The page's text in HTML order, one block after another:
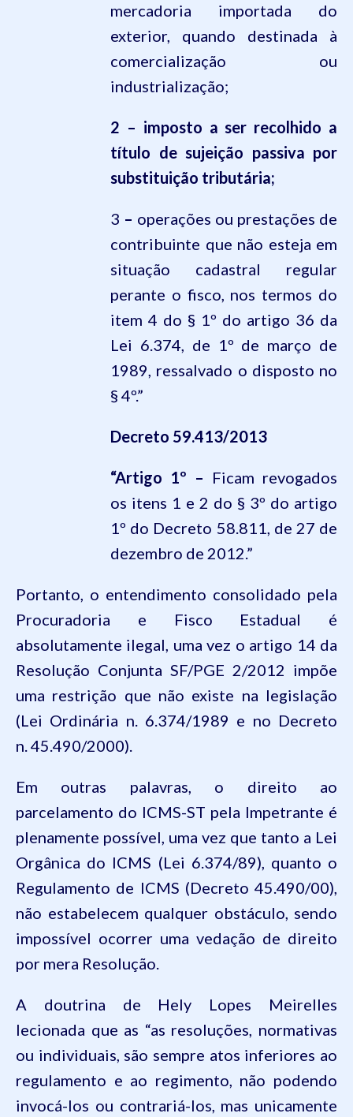
mercadoria importada do
exterior, quando destinada à
comercialização ou
industrialização;
2 – imposto a ser recolhido a
título de sujeição passiva por
substituição tributária;
3 – operações ou prestações de
contribuinte que não esteja em
situação cadastral regular
perante o fisco, nos termos do
item 4 do § 1º do artigo 36 da
Lei 6.374, de 1º de março de
1989, ressalvado o disposto no
§ 4º.”
Decreto 59.413/2013
“Artigo 1º – Ficam revogados
os itens 1 e 2 do § 3º do artigo
1º do Decreto 58.811, de 27 de
dezembro de 2012.”
Portanto, o entendimento consolidado pela
Procuradoria e Fisco Estadual é
absolutamente ilegal, uma vez o artigo 14 da
Resolução Conjunta SF/PGE 2/2012 impõe
uma restrição que não existe na legislação
(Lei Ordinária n. 6.374/1989 e no Decreto
n.45.490/2000).
Em outras palavras, o direito ao
parcelamento do ICMS-ST pela Impetrante é
plenamente possível, uma vez que tanto a Lei
Orgânica do ICMS (Lei 6.374/89), quanto o
Regulamento de ICMS (Decreto 45.490/00),
não estabelecem qualquer obstáculo, sendo
impossível ocorrer uma vedação de direito
por mera Resolução.
A doutrina de Hely Lopes Meirelles
lecionada que as “as resoluções, normativas
ou individuais, são sempre atos inferiores ao
regulamento e ao regimento, não podendo
invocá-los ou contrariá-los, mas unicamente